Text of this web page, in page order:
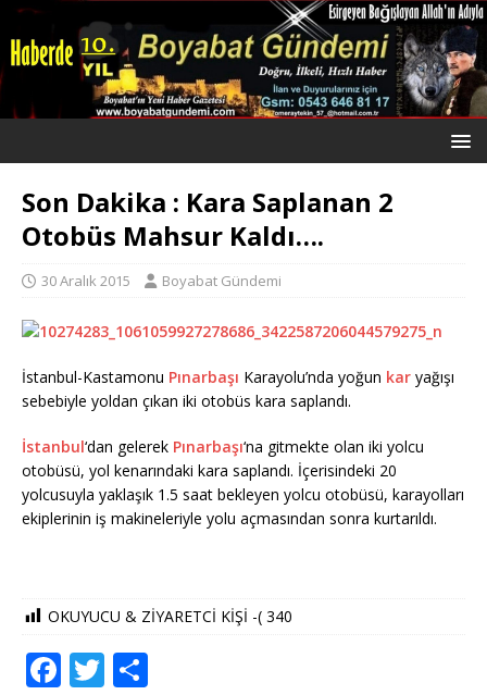
Son Dakika : Kara Saplanan 2
Otobüs Mahsur Kaldı….
30 Aralık 2015 Boyabat Gündemi
İstanbul-Kastamonu Pınarbaşı Karayolu’nda yoğun kar yağışı
sebebiyle yoldan çıkan iki otobüs kara saplandı.
İstanbul‘dan gelerek Pınarbaşı‘na gitmekte olan iki yolcu
otobüsü, yol kenarındaki kara saplandı. İçerisindeki 20
yolcusuyla yaklaşık 1.5 saat bekleyen yolcu otobüsü, karayolları
ekiplerinin iş makineleriyle yolu açmasından sonra kurtarıldı.
OKUYUCU & ZİYARETCİ KİŞİ -( 340
F T